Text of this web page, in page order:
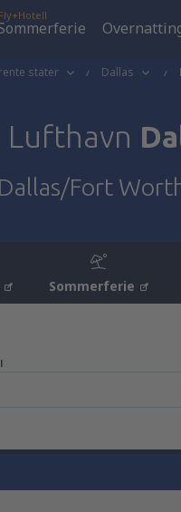
stater Dallas
Lufthavn
Fort
Sommerferie